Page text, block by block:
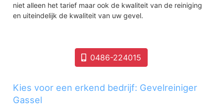
niet alleen het tarief maar ook de kwaliteit van de reiniging
en uiteindelijk de kwaliteit van uw gevel.
0486-224015
Kies voor een erkend bedrijf: Gevelreiniger
Gassel